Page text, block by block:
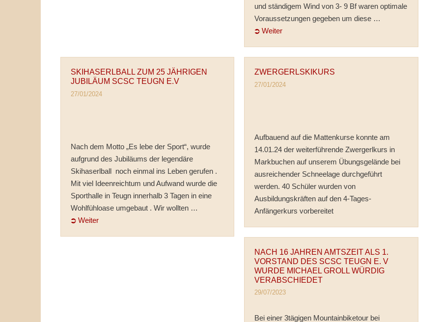
und ständigem Wind von 3- 9 Bf waren optimale
Voraussetzungen gegeben um diese …
⮊ Weiter
SKIHASERLBALL ZUM 25 JÄHRIGEN
JUBILÄUM SCSC TEUGN E.V
27/01/2024
Nach dem Motto „Es lebe der Sport“, wurde
aufgrund des Jubiläums der legendäre
Skihaserlball noch einmal ins Leben gerufen .
Mit viel Ideenreichtum und Aufwand wurde die
Sporthalle in Teugn innerhalb 3 Tagen in eine
Wohlfühloase umgebaut . Wir wollten …
⮊ Weiter
ZWERGERLSKIKURS
27/01/2024
Aufbauend auf die Mattenkurse konnte am
14.01.24 der weiterführende Zwergerlkurs in
Markbuchen auf unserem Übungsgelände bei
ausreichender Schneelage durchgeführt
werden. 40 Schüler wurden von
Ausbildungskräften auf den 4-Tages-
Anfängerkurs vorbereitet
NACH 16 JAHREN AMTSZEIT ALS 1.
VORSTAND DES SCSC TEUGN E. V
WURDE MICHAEL GROLL WÜRDIG
VERABSCHIEDET
29/07/2023
Bei einer 3tägigen Mountainbiketour bei